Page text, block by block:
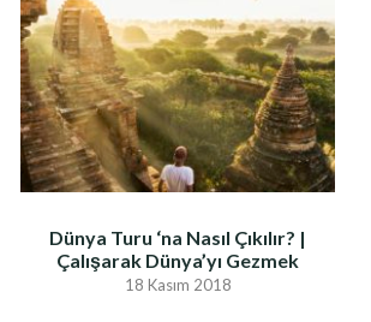
Dünya Turu ‘na Nasıl Çıkılır? |
Çalışarak Dünya’yı Gezmek
18 Kasım 2018